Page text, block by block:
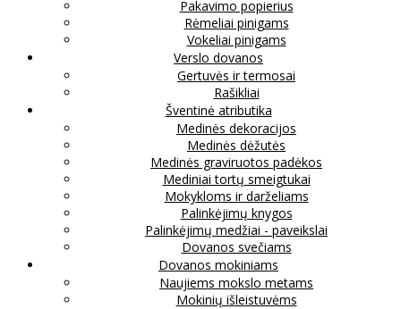
Pakavimo popierius
Rėmeliai pinigams
Vokeliai pinigams
Verslo dovanos
Gertuvės ir termosai
Rašikliai
Šventinė atributika
Medinės dekoracijos
Medinės dėžutės
Medinės graviruotos padėkos
Mediniai tortų smeigtukai
Mokykloms ir darželiams
Palinkėjimų knygos
Palinkėjimų medžiai - paveikslai
Dovanos svečiams
Dovanos mokiniams
Naujiems mokslo metams
Mokinių išleistuvėms